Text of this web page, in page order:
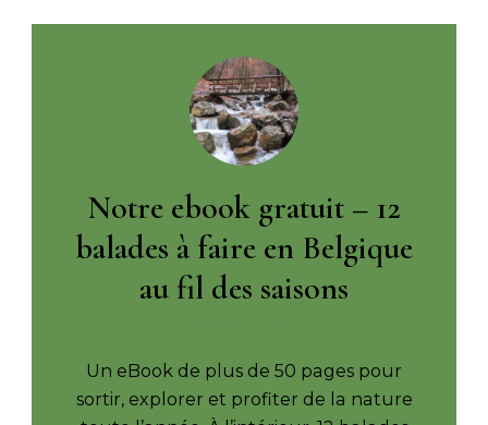
Notre ebook gratuit – 12
balades à faire en Belgique
au fil des saisons
Un eBook de plus de 50 pages pour
sortir, explorer et profiter de la nature